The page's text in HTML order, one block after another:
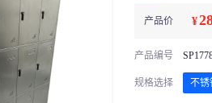
产品价 ¥
产品编号
规格选择 不锈